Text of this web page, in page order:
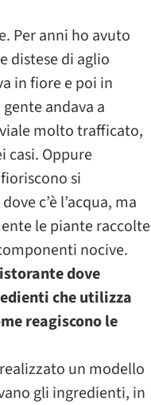
Per anni ho avuto
distese di aglio
in fiore e poi in
andava a
molto trafficato,
casi. Oppure
si
c’è l’acqua, ma
le piante raccolte
nocive.
dove
che utilizza
reagiscono le
un modello
gli ingredienti, in